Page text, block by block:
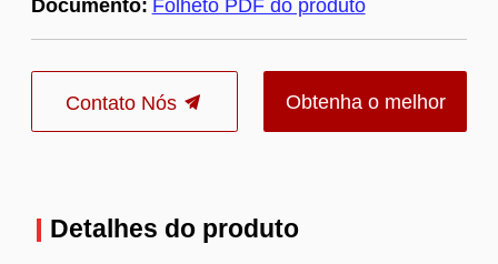
Documento: Folheto PDF do produto
Contato Nós Obtenha o melhor
Detalhes do produto